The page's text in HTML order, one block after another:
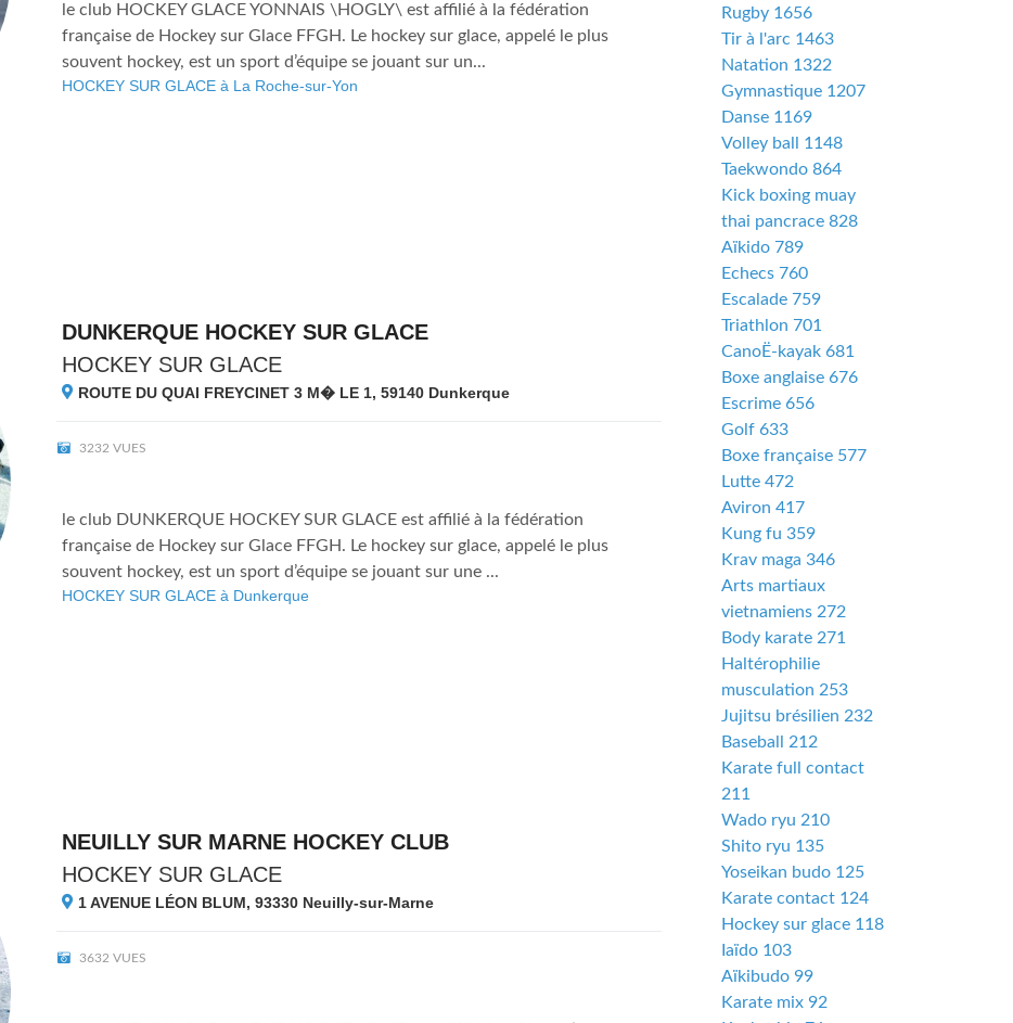
le club HOCKEY GLACE YONNAIS \HOGLY\ est affilié à la fédération
française de Hockey sur Glace FFGH. Le hockey sur glace, appelé le plus
souvent hockey, est un sport d’équipe se jouant sur un...
HOCKEY SUR GLACE à La Roche-sur-Yon
DUNKERQUE HOCKEY SUR GLACE
HOCKEY SUR GLACE
ROUTE DU QUAI FREYCINET 3 M� LE 1, 59140 Dunkerque
3232 VUES
le club DUNKERQUE HOCKEY SUR GLACE est affilié à la fédération
française de Hockey sur Glace FFGH. Le hockey sur glace, appelé le plus
souvent hockey, est un sport d’équipe se jouant sur une ...
HOCKEY SUR GLACE à Dunkerque
NEUILLY SUR MARNE HOCKEY CLUB
HOCKEY SUR GLACE
1 AVENUE LÉON BLUM, 93330 Neuilly-sur-Marne
3632 VUES
Rugby 1656
Tir à l'arc 1463
Natation 1322
Gymnastique 1207
Danse 1169
Volley ball 1148
Taekwondo 864
Kick boxing muay
thai pancrace 828
Aïkido 789
Echecs 760
Escalade 759
Triathlon 701
CanoË-kayak 681
Boxe anglaise 676
Escrime 656
Golf 633
Boxe française 577
Lutte 472
Aviron 417
Kung fu 359
Krav maga 346
Arts martiaux
vietnamiens 272
Body karate 271
Haltérophilie
musculation 253
Jujitsu brésilien 232
Baseball 212
Karate full contact
211
Wado ryu 210
Shito ryu 135
Yoseikan budo 125
Karate contact 124
Hockey sur glace 118
Iaïdo 103
Aïkibudo 99
Karate mix 92